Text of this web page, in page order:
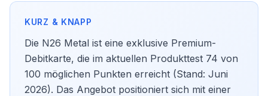
Die N26 Metal ist eine exklusive Premium-
Debitkarte, die im aktuellen Produkttest 74 von
100 möglichen Punkten erreicht (Stand: Juni
2026). Das Angebot positioniert sich mit einer